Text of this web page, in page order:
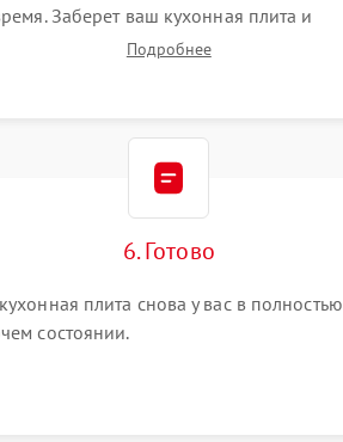
Заберет ваш кухонная плита и
на склад для диагностики.
Подробнее
6. Готово
плита снова у вас в полностью
состоянии.